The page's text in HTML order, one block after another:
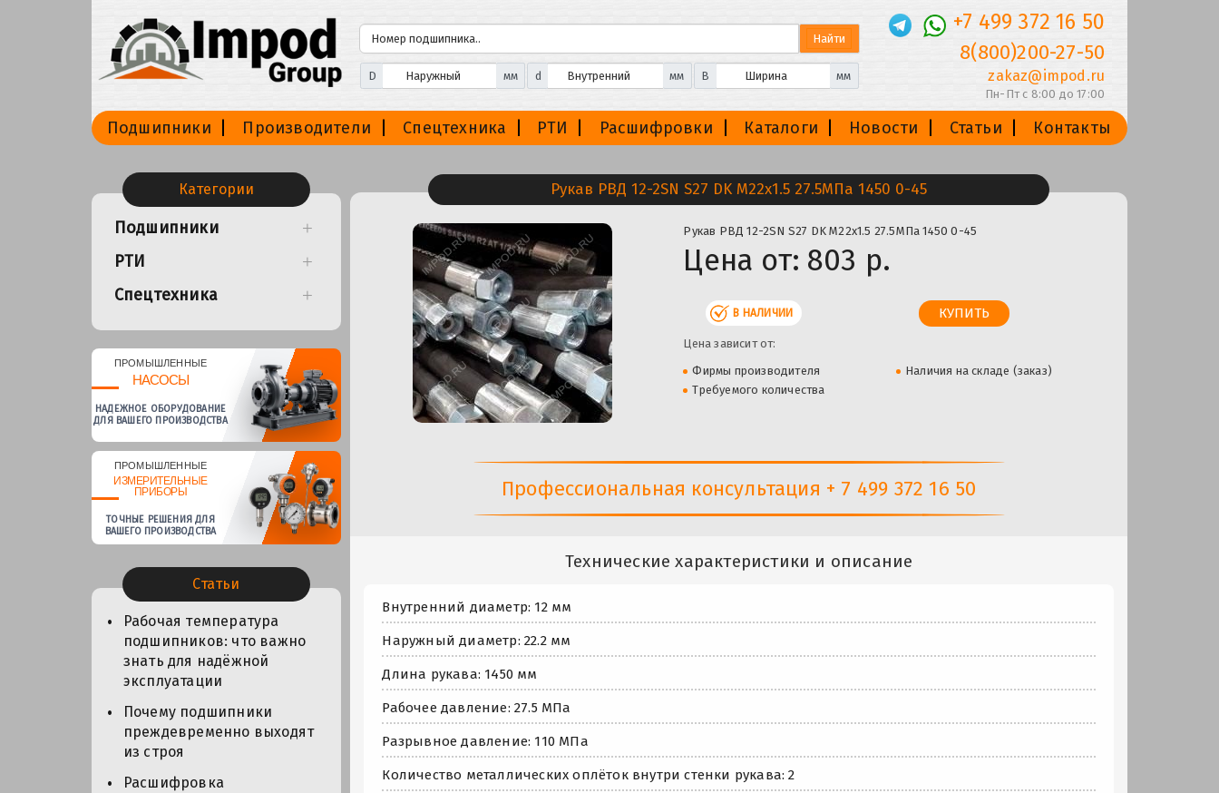
D мм d мм B мм
+7 499 372 16 50
8(800)200-27-50
zakaz@impod.ru
Пн-Пт с 8:00 до 17:00
Подшипники Производители Спецтехника РТИ Расшифровки Каталоги Новости Статьи Контакты
Категории
Подшипники
РТИ
Спецтехника
ПРОМЫШЛЕННЫЕ
НАСОСЫ
НАДЕЖНОЕ ОБОРУДОВАНИЕ
ДЛЯ ВАШЕГО ПРОИЗВОДСТВА
ПРОМЫШЛЕННЫЕ
ИЗМЕРИТЕЛЬНЫЕ
ПРИБОРЫ
ТОЧНЫЕ РЕШЕНИЯ ДЛЯ
ВАШЕГО ПРОИЗВОДСТВА
Статьи
Рабочая температура
подшипников: что важно
знать для надёжной
эксплуатации
Почему подшипники
преждевременно выходят
из строя
Расшифровка
Рукав РВД 12-2SN S27 DK М22х1.5 27.5МПа 1450 0-45
Рукав РВД 12-2SN S27 DK М22х1.5 27.5МПа 1450 0-45
Цена от: 803 р.
В НАЛИЧИИ
Цена зависит от:
Фирмы производителя
Наличия на складе (заказ)
Требуемого количества
Профессиональная консультация + 7 499 372 16 50
Технические характеристики и описание
Внутренний диаметр: 12 мм
Наружный диаметр: 22.2 мм
Длина рукава: 1450 мм
Рабочее давление: 27.5 МПа
Разрывное давление: 110 МПа
Количество металлических оплёток внутри стенки рукава: 2